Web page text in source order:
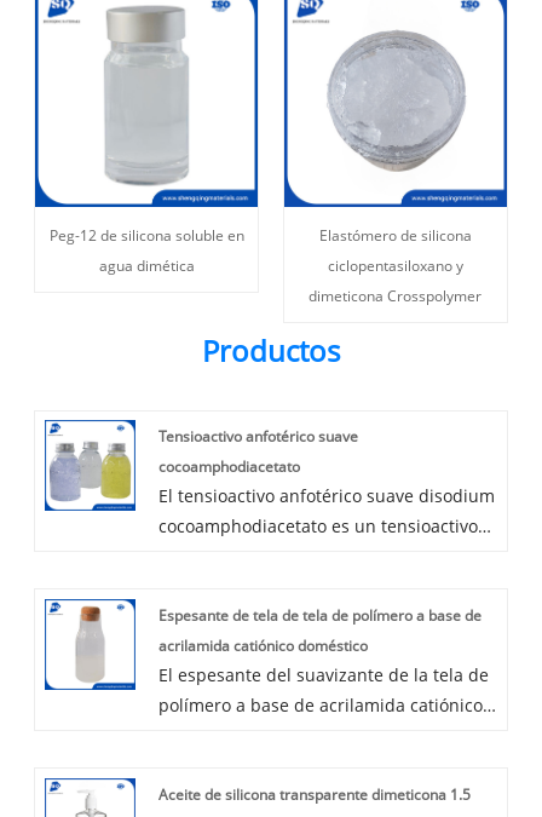
Peg-12 de silicona soluble en
agua dimética
Elastómero de silicona
ciclopentasiloxano y
dimeticona Crosspolymer
Productos
Tensioactivo anfotérico suave
cocoamphodiacetato
El tensioactivo anfotérico suave disodium
cocoamphodiacetato es un tensioactivo
potencia, alta capacidad de
espesamiento. El coco unphodiacetato
disódico se usa ampliamente en champú
suave, gel de baño, limpiador facial,
secundario. Es adecuado, especialmente
Espesante de tela de tela de polímero a base de
acrilamida catiónico doméstico
El espesante del suavizante de la tela de
polímero a base de acrilamida catiónico
como espesante y suavizante en el
Aceite de silicona transparente dimeticona 1.5